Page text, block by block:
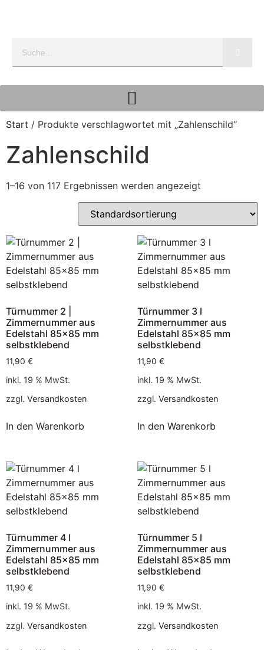
Start / Produkte verschlagwortet mit „Zahlenschild“
Zahlenschild
1–16 von 117 Ergebnissen werden angezeigt
Türnummer 2 |
Zimmernummer aus
Edelstahl 85×85 mm
selbstklebend
11,90 €
inkl. 19 % MwSt.
zzgl. Versandkosten
In den Warenkorb
Türnummer 3 l
Zimmernummer aus
Edelstahl 85×85 mm
selbstklebend
11,90 €
inkl. 19 % MwSt.
zzgl. Versandkosten
In den Warenkorb
Türnummer 4 l
Zimmernummer aus
Edelstahl 85×85 mm
selbstklebend
11,90 €
inkl. 19 % MwSt.
zzgl. Versandkosten
Türnummer 5 l
Zimmernummer aus
Edelstahl 85×85 mm
selbstklebend
11,90 €
inkl. 19 % MwSt.
zzgl. Versandkosten